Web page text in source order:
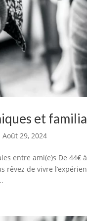
et
Août 29, 2024
entre ami(e)s De
rêvez de vivre